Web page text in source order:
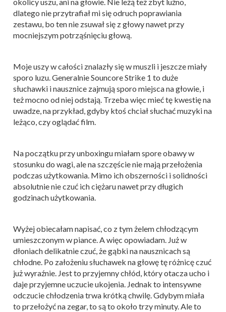
okolicy uszu, ani na głowie. Nie leżą też zbyt luźno,
dlatego nie przytrafiał mi się odruch poprawiania
zestawu, bo ten nie zsuwał się z głowy nawet przy
mocniejszym potrząśnięciu głową.
Moje uszy w całości znalazły się w muszli i jeszcze miały
sporo luzu. Generalnie Souncore Strike 1 to duże
słuchawki i nausznice zajmują sporo miejsca na głowie, i
też mocno od niej odstają. Trzeba więc mieć tę kwestię na
uwadze, na przykład, gdyby ktoś chciał słuchać muzyki na
leżąco, czy oglądać film.
Na początku przy unboxingu miałam spore obawy w
stosunku do wagi, ale na szczęście nie mają przełożenia
podczas użytkowania. Mimo ich obszerności i solidności
absolutnie nie czuć ich ciężaru nawet przy długich
godzinach użytkowania.
Wyżej obiecałam napisać, co z tym żelem chłodzącym
umieszczonym w piance. A więc opowiadam. Już w
dłoniach delikatnie czuć, że gąbki na nausznicach są
chłodne. Po założeniu słuchawek na głowę tę różnicę czuć
już wyraźnie. Jest to przyjemny chłód, który otacza ucho i
daje przyjemne uczucie ukojenia. Jednak to intensywne
odczucie chłodzenia trwa krótką chwilę. Gdybym miała
to przełożyć na zegar, to są to około trzy minuty. Ale to